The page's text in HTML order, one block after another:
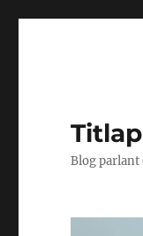
Titlap
Blog parlant